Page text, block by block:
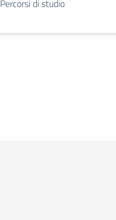
Percorsi di studio